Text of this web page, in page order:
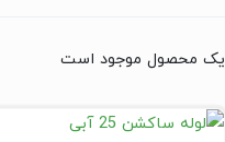
یک محصول موجود است